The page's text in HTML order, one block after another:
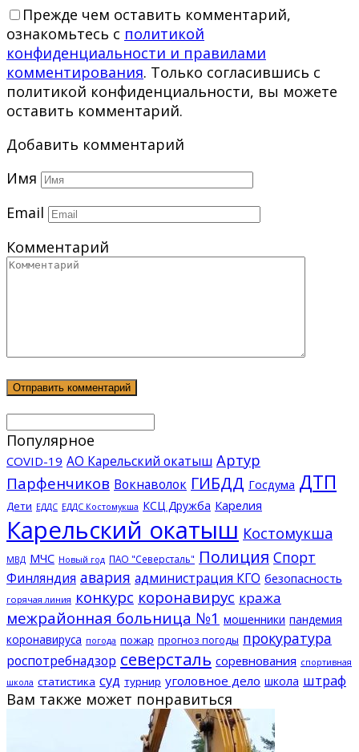
Прежде чем оставить комментарий,
ознакомьтесь с политикой
конфиденциальности и правилами
комментирования. Только согласившись с
политикой конфиденциальности, вы можете
оставить комментарий.
Добавить комментарий
Имя
Email
Комментарий
Популярное
COVID-19 АО Карельский окатыш Артур
Парфенчиков Вокнаволок ГИБДД Госдума ДТП
Дети ЕДДС ЕДДС Костомукша КСЦ Дружба Карелия
Карельский окатыш Костомукша
МВД МЧС Новый год ПАО "Северсталь" Полиция Спорт
Финляндия авария администрация КГО безопасность
горячая линия конкурс коронавирус кража
межрайонная больница №1 мошенники пандемия
коронавируса погода пожар прогноз погоды прокуратура
роспотребнадзор северсталь соревнования спортивная
школа статистика суд турнир уголовное дело школа штраф
Вам также может понравиться